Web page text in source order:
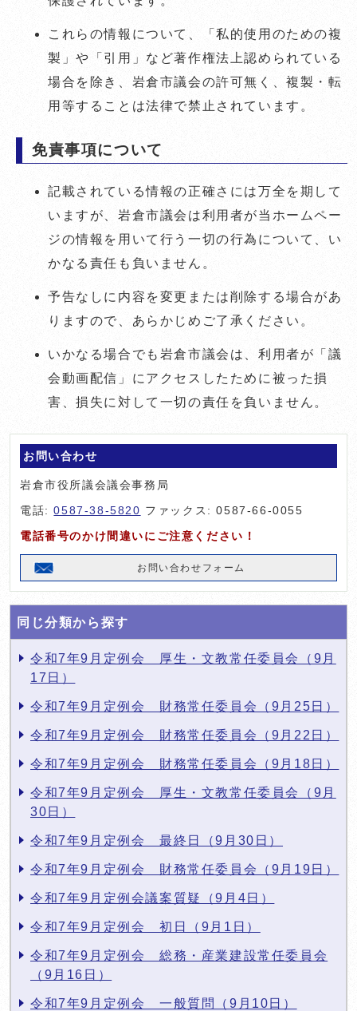
これらの情報について、「私的使用のための複
製」や「引用」など著作権法上認められている
場合を除き、岩倉市議会の許可無く、複製・転
用等することは法律で禁止されています。
免責事項について
記載されている情報の正確さには万全を期して
いますが、岩倉市議会は利用者が当ホームペー
ジの情報を用いて行う一切の行為について、い
かなる責任も負いません。
予告なしに内容を変更または削除する場合があ
りますので、あらかじめご了承ください。
いかなる場合でも岩倉市議会は、利用者が「議
会動画配信」にアクセスしたために被った損
害、損失に対して一切の責任を負いません。
お問い合わせ
岩倉市役所議会議会事務局
電話:0587-38-5820 ファックス: 0587-66-0055
電話番号のかけ間違いにご注意ください！
お問い合わせフォーム
同じ分類から探す
令和7年9月定例会 厚生・文教常任委員会（9月
17日）
令和7年9月定例会 財務常任委員会（9月25日）
令和7年9月定例会 財務常任委員会（9月22日）
令和7年9月定例会 財務常任委員会（9月18日）
令和7年9月定例会 厚生・文教常任委員会（9月
30日）
令和7年9月定例会 最終日（9月30日）
令和7年9月定例会 財務常任委員会（9月19日）
令和7年9月定例会議案質疑（9月4日）
令和7年9月定例会 初日（9月1日）
令和7年9月定例会 総務・産業建設常任委員会
（9月16日）
令和7年9月定例会 一般質問（9月10日）